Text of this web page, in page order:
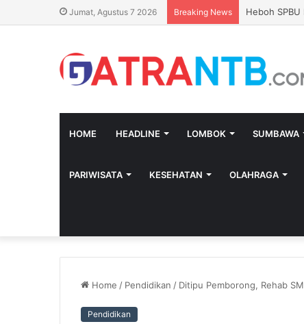
Jumat, Agustus 7 2026 Breaking News Soroti
HOME HEADLINE LOMBOK SUMBAWA
PARIWISATA KESEHATAN OLAHRAGA
Home / Pendidikan / Ditipu Pemborong, Rehab
Pendidikan